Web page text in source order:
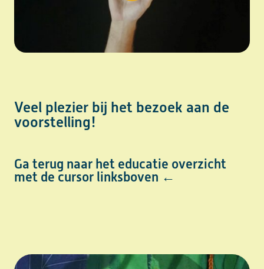
Veel plezier bij het bezoek aan de
voorstelling!
Ga terug naar het educatie overzicht
met de cursor linksboven ←